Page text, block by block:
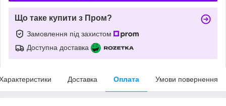
Що таке купити з Пром?
Замовлення під захистом
Доступна доставка
Доставка Оплата Умови повернення